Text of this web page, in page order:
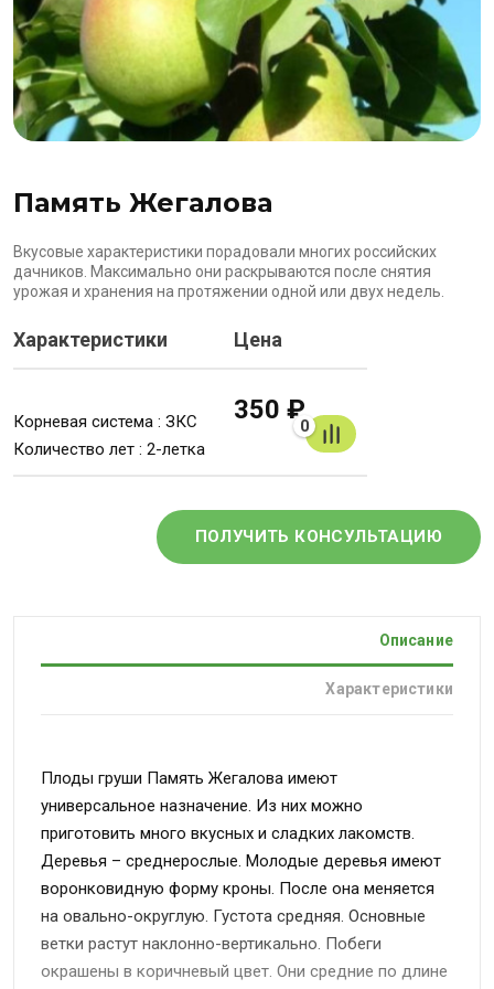
Память Жегалова
Вкусовые характеристики порадовали многих российских
дачников. Максимально они раскрываются после снятия
урожая и хранения на протяжении одной или двух недель.
Характеристики Цена
Корневая система : ЗКС
Количество лет : 2-летка
350 ₽
0
ПОЛУЧИТЬ КОНСУЛЬТАЦИЮ
Описание
Характеристики
Плоды груши Память Жегалова имеют
универсальное назначение. Из них можно
приготовить много вкусных и сладких лакомств.
Деревья – среднерослые. Молодые деревья имеют
воронковидную форму кроны. После она меняется
на овально-округлую. Густота средняя. Основные
ветки растут наклонно-вертикально. Побеги
окрашены в коричневый цвет. Они средние по длине